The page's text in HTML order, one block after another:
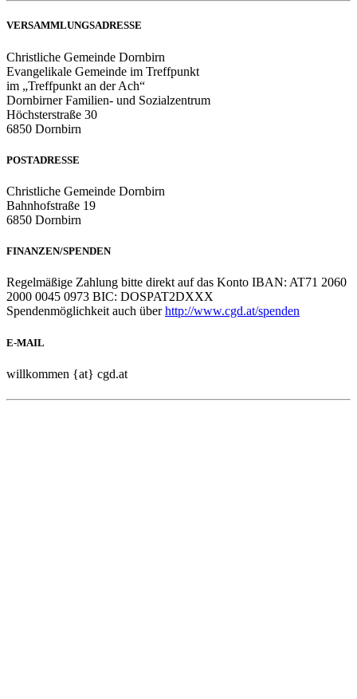
VERSAMMLUNGSADRESSE
Christliche Gemeinde Dornbirn
Evangelikale Gemeinde im Treffpunkt
im „Treffpunkt an der Ach“
Dornbirner Familien- und Sozialzentrum
Höchsterstraße 30
6850 Dornbirn
POSTADRESSE
Christliche Gemeinde Dornbirn
Bahnhofstraße 19
6850 Dornbirn
FINANZEN/SPENDEN
Regelmäßige Zahlung bitte direkt auf das Konto IBAN: AT71 2060
2000 0045 0973 BIC: DOSPAT2DXXX
Spendenmöglichkeit auch überhttp://www.cgd.at/spenden
E-MAIL
willkommen {at} cgd.at